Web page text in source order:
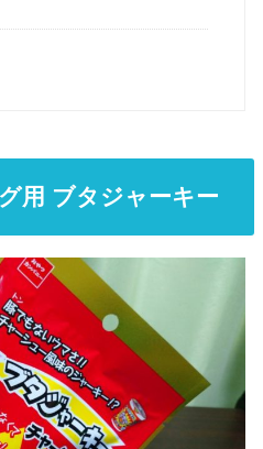
用 ブタジャーキー